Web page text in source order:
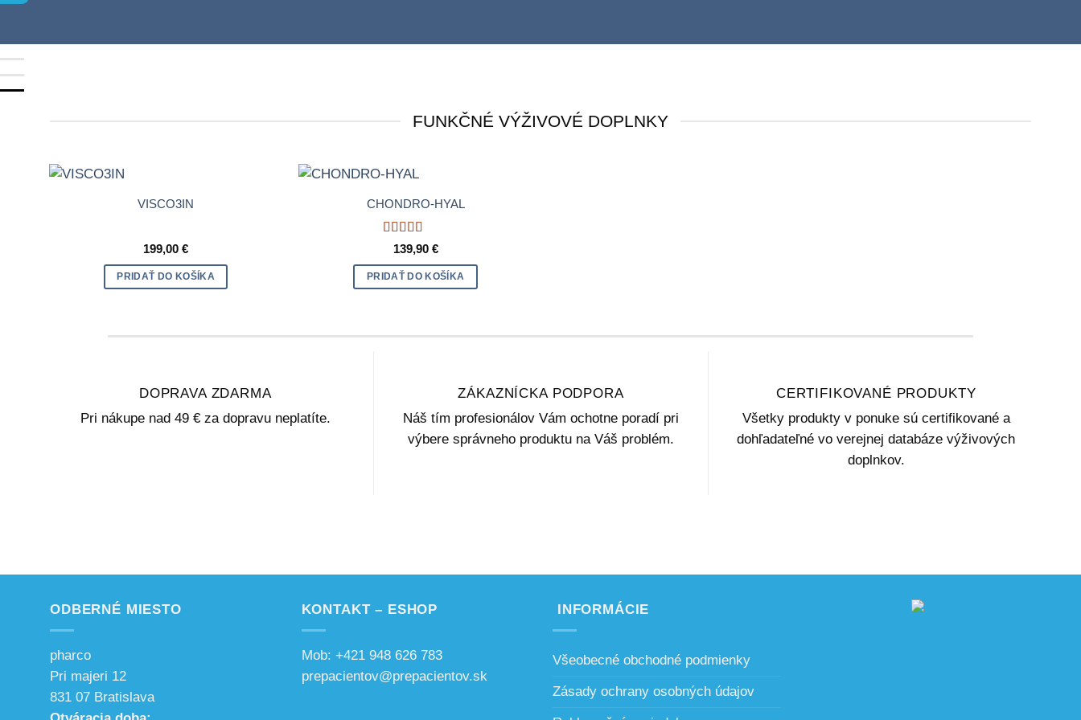
FUNKČNÉ VÝŽIVOVÉ DOPLNKY
VISCO3IN
199,00€
PRIDAŤ DO KOŠÍKA
CHONDRO-HYAL
Hodnotenie
139,90 €
PRIDAŤ DO KOŠÍKA
DOPRAVA ZDARMA
Pri nákupe nad 49 € za dopravu neplatíte.
ZÁKAZNÍCKA PODPORA
Náš tím profesionálov Vám ochotne poradí pri
výbere správneho produktu na Váš problém.
CERTIFIKOVANÉ PRODUKTY
Všetky produkty v ponuke sú certifikované a
dohľadateľné vo verejnej databáze výživových
doplnkov.
ODBERNÉ MIESTO
pharco
Pri majeri 12
831 07 Bratislava
KONTAKT – ESHOP
Mob: +421 948 626 783
prepacientov@prepacientov.sk
INFORMÁCIE
Všeobecné obchodné podmienky
Zásady ochrany osobných údajov